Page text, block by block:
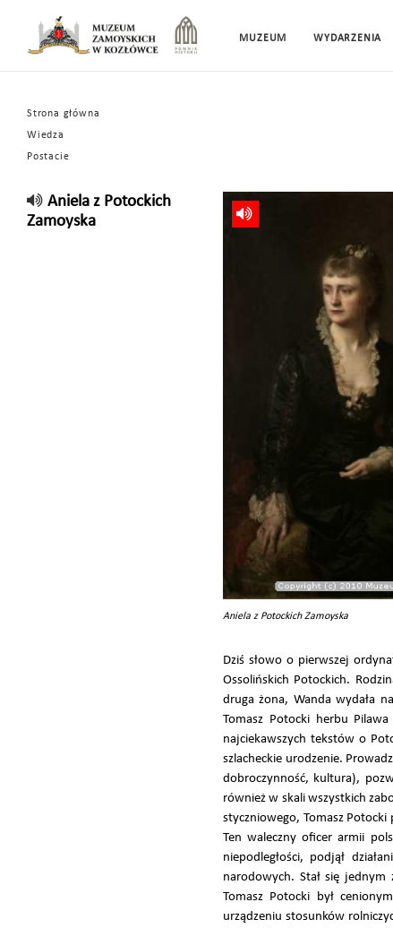
MUZEUM WYDARZENIA
Strona główna
Wiedza
Postacie
Aniela z Potockich
Zamoyska
Aniela z Potockich Zamoyska
Dziś słowo o pierwszej
Ossolińskich Potockich.
druga żona, Wanda wydała
Tomasz Potocki herbu
najciekawszych tekstów o
szlacheckie urodzenie.
dobroczynność, kultura),
również w skali wszystkich
styczniowego, Tomasz
Ten waleczny oficer armii
niepodległości, podjął
narodowych. Stał się jednym
Tomasz Potocki był
urządzeniu stosunków